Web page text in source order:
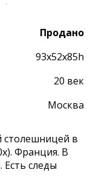
Продано
93х52х85h
20 век
Москва
в
Франция. В
следы